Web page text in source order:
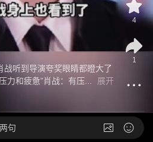
战听到导演夸奖眼睛都瞪大了
力和疲惫”肖战：有压...
展开
4
1
句